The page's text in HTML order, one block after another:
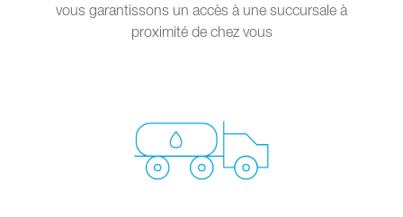
vous garantissons un accès à une succursale à
proximité de chez vous